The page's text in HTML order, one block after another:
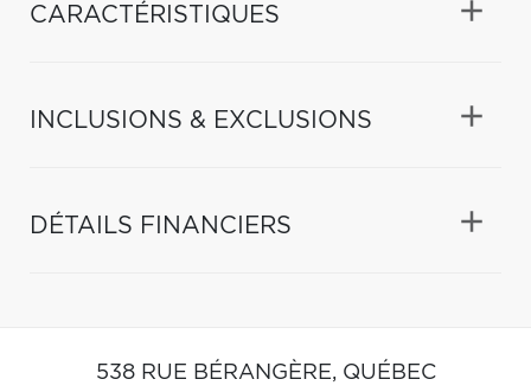
CARACTÉRISTIQUES
INCLUSIONS & EXCLUSIONS
DÉTAILS FINANCIERS
538 RUE BÉRANGÈRE, QUÉBEC